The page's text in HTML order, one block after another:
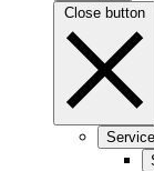
Close button